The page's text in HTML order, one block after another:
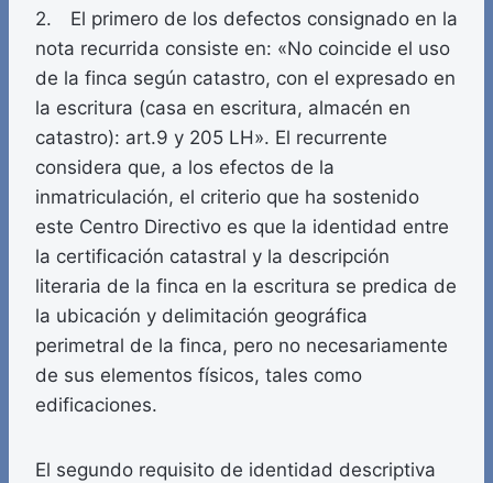
2. El primero de los defectos consignado en la
nota recurrida consiste en: «No coincide el uso
de la finca según catastro, con el expresado en
la escritura (casa en escritura, almacén en
catastro): art.9 y 205 LH». El recurrente
considera que, a los efectos de la
inmatriculación, el criterio que ha sostenido
este Centro Directivo es que la identidad entre
la certificación catastral y la descripción
literaria de la finca en la escritura se predica de
la ubicación y delimitación geográfica
perimetral de la finca, pero no necesariamente
de sus elementos físicos, tales como
edificaciones.
El segundo requisito de identidad descriptiva